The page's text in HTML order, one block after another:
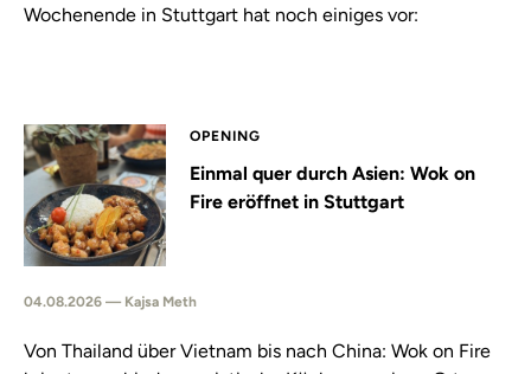
Wochenende in Stuttgart hat noch einiges vor:
OPENING
Einmal quer durch Asien: Wok on
Fire eröffnet in Stuttgart
04.08.2026 — Kajsa Meth
Von Thailand über Vietnam bis nach China: Wok on Fire